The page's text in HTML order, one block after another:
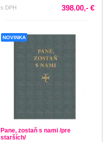
s DPH
398.00,- €
NOVINKA
Pane, zostaň s nami /pre
starších/